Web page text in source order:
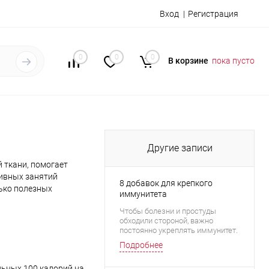
Вход Регистрация
0 0 0 В корзине пока пусто
ткани, помогает
занятий
полезных
ведь для этого
Другие записи
8 добавок для крепкого
иммунитета
Чтобы болезни и простуды
обходили стороной, важно
постоянно укреплять иммунитет.
Помимо правильного образа
жизни и сбалансированного
Подробнее